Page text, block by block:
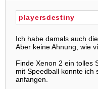
playersdestiny
Ich habe damals auch
Aber keine Ahnung, wie
Finde Xenon 2 ein tolles
mit Speedball konnte ich
anfangen.